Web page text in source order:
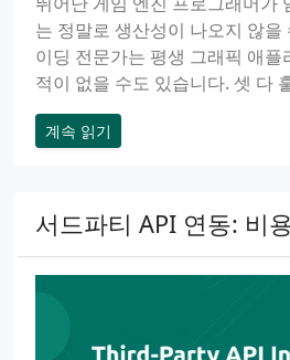
는 정말로 생산성이 나오지 않을
이딩 전문가는 평생 그래픽 애
적이 없을 수도 있습니다. 셋 다
계속 읽기
서드파티 API 연동: 비